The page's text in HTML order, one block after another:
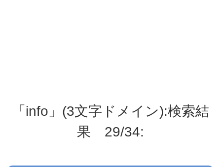
「info」(3文字ドメイン):検索結
果 29/34: